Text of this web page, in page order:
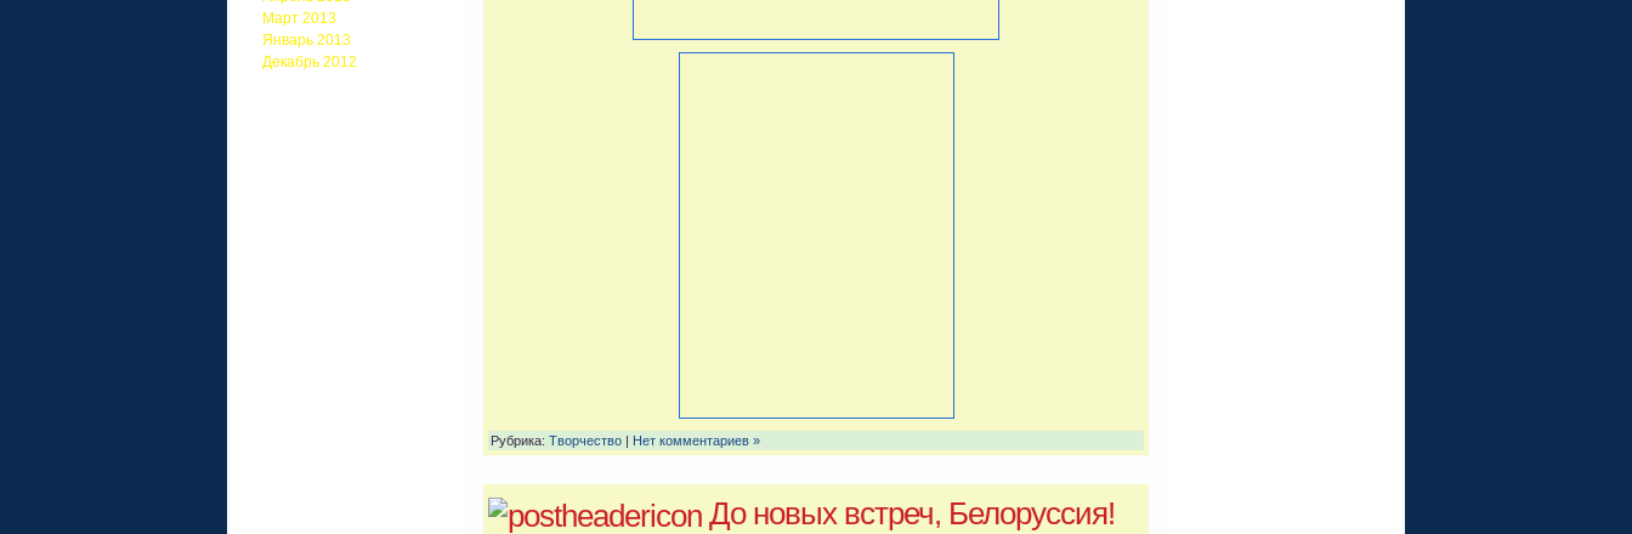
Март 2013
Январь 2013
Декабрь 2012
Рубрика: Творчество | Нет комментариев »
До новых встреч, Белоруссия!